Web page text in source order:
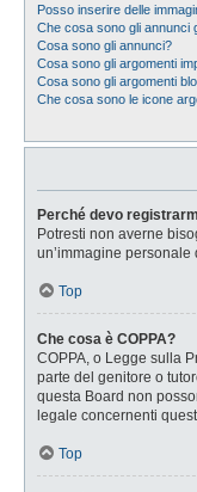
Posso inserire delle
Che cosa sono gli annunci
Cosa sono gli annunci?
Cosa sono gli argomenti
Cosa sono gli argomenti
Che cosa sono le icone
Perché devo
Potresti non averne
un’immagine
Top
Che cosa è COPPA?
COPPA, o Legge sulla
parte del genitore o
questa Board non
legale concernenti
Top